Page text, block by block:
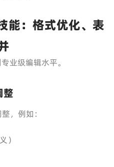
能：格式优化、表
业级编辑水平。
整
，例如：
）